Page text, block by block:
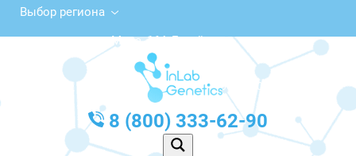
Выбор региона
ул. Мира, 164, Батайск
с 10:00 до 20:00
График работы: Пн-Пт с 10:00 до 20:00
8 (800) 333-62-90